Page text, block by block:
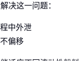
决这一问题：
中外泄
偏移
适应不同流动性粉料